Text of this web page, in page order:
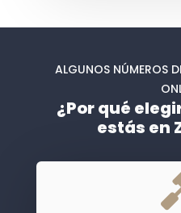
ALGUNOS NÚMEROS
¿Por qué
estás en